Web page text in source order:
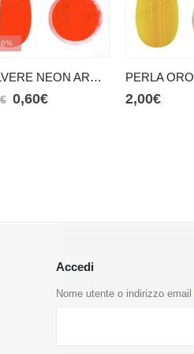
POLVERE NEON ARANCIONE INTENSO
€ 0,60€
PERLA ORO
2,00€
Accedi
Nome utente o indirizzo email